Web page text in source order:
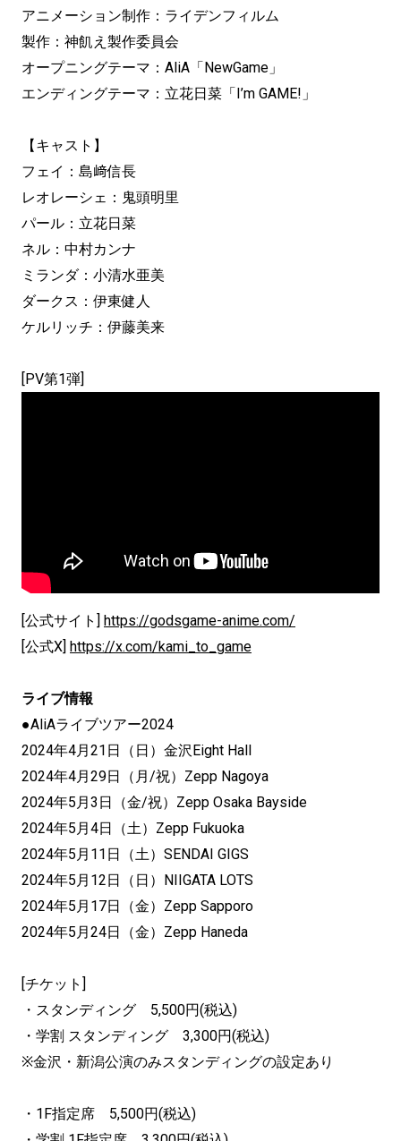
アニメーション制作：ライデンフィルム
製作：神飢え製作委員会
オープニングテーマ：AliA「NewGame」
エンディングテーマ：立花日菜「I’m GAME!」
【キャスト】
フェイ：島﨑信長
レオレーシェ：鬼頭明里
パール：立花日菜
ネル：中村カンナ
ミランダ：小清水亜美
ダークス：伊東健人
ケルリッチ：伊藤美来
[PV第1弾]
[公式サイト]
https://godsgame-anime.com/
[公式X] https://x.com/kami_to_game
ライブ情報
●AliAライブツアー2024
2024年4月21日（日）金沢Eight Hall
2024年4月29日（月/祝）Zepp Nagoya
2024年5月3日（金/祝）Zepp Osaka Bayside
2024年5月4日（土）Zepp Fukuoka
2024年5月11日（土）SENDAI GIGS
2024年5月12日（日）NIIGATA LOTS
2024年5月17日（金）Zepp Sapporo
2024年5月24日（金）Zepp Haneda
[チケット]
・スタンディング 5,500円(税込)
・学割 スタンディング 3,300円(税込)
※金沢・新潟公演のみスタンディングの設定あり
・1F指定席 5,500円(税込)